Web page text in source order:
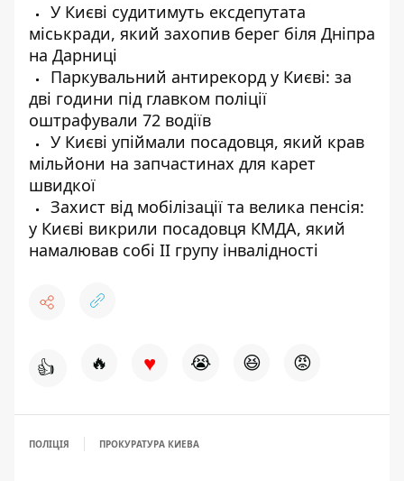
У Києві судитимуть ексдепутата
міськради, який захопив берег біля Дніпра
на Дарниці
Паркувальний антирекорд у Києві: за
дві години під главком поліції
оштрафували 72 водіїв
У Києві упіймали посадовця, який крав
мільйони на запчастинах для карет
швидкої
Захист від мобілізації та велика пенсія:
у Києві викрили посадовця КМДА, який
намалював собі ІІ групу інвалідності
👍 🔥 ♥ 😭 😆 😡
ПОЛІЦІЯ ПРОКУРАТУРА КИЕВА